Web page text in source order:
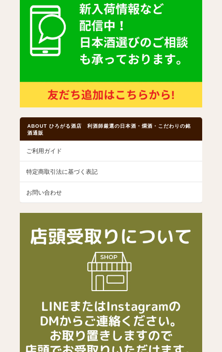
ABOUT ひろがる酒店 利酒師厳選の日本酒・燗酒・こだわりの銘
酒通販
ご利用ガイド
特定商取引法に基づく表記
お問い合わせ